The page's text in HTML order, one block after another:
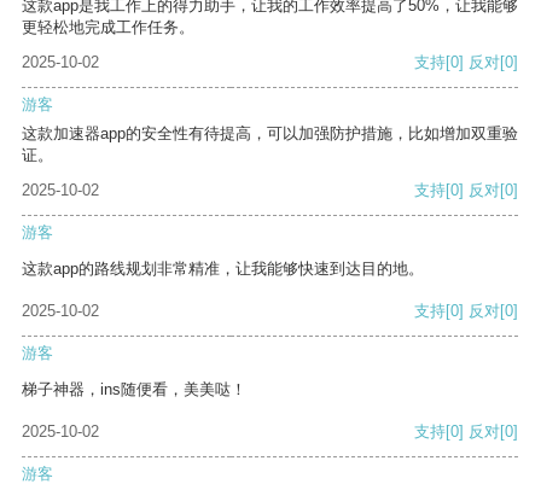
这款app是我工作上的得力助手，让我的工作效率提高了50%，让我能够
更轻松地完成工作任务。
2025-10-02
支持[0] 反对[0]
游客
这款加速器app的安全性有待提高，可以加强防护措施，比如增加双重验
证。
2025-10-02
支持[0] 反对[0]
游客
这款app的路线规划非常精准，让我能够快速到达目的地。
2025-10-02 支持[0] 反对[0]
游客
梯子神器，ins随便看，美美哒！
2025-10-02 支持[0] 反对[0]
游客